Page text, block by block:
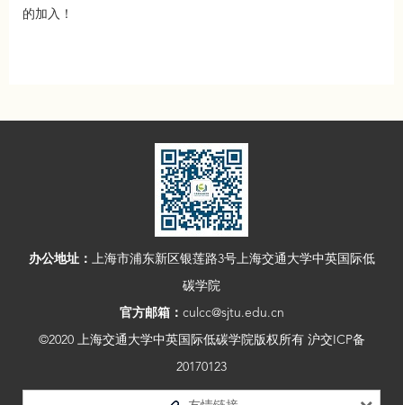
的加入！
办公地址： 上海市浦东新区银莲路3号上海交通大学中英国际低
碳学院
官方邮箱： culcc@sjtu.edu.cn
©2020 上海交通大学中英国际低碳学院版权所有 沪交ICP备
20170123